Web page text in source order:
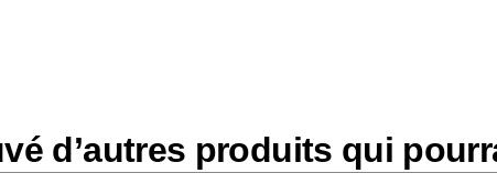
d’autres produits qui